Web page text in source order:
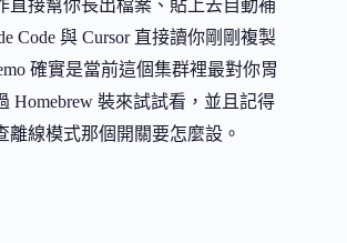
直接幫你長出檔案、貼上去自動補
Code 與 Cursor 直接讀你剛剛複製
確實是當前這個集群裡最對你胃
Homebrew 裝來試試看，並且記得
離線模式那個開關要怎麼設。